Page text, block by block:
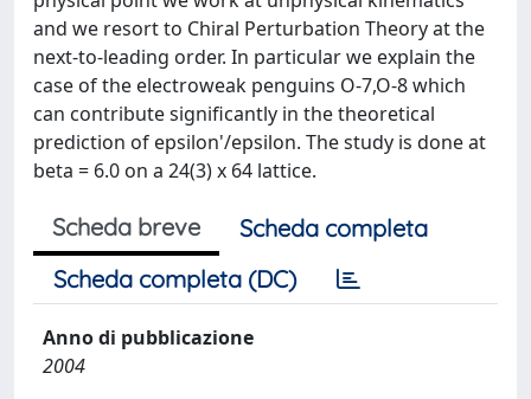
and we resort to Chiral Perturbation Theory at the
next-to-leading order. In particular we explain the
case of the electroweak penguins O-7,O-8 which
can contribute significantly in the theoretical
prediction of epsilon'/epsilon. The study is done at
beta = 6.0 on a 24(3) x 64 lattice.
Scheda breve
Scheda completa
Scheda completa (DC)
Anno di pubblicazione
2004